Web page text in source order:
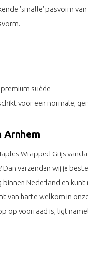
'smalle' pasvorm
premium suède
voor een normale,
Arnhem
Wrapped Grijs
Dan verzenden wij je
Nederland en
van harte welkom in onze
op voorraad is, ligt